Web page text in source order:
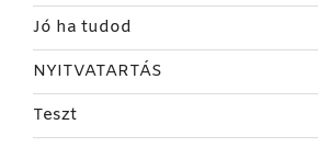
Jó ha tudod
NYITVATARTÁS
Teszt